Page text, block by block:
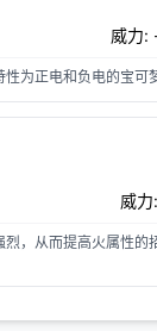
威力:
为正电和负电的宝可
威
，从而提高火属性的